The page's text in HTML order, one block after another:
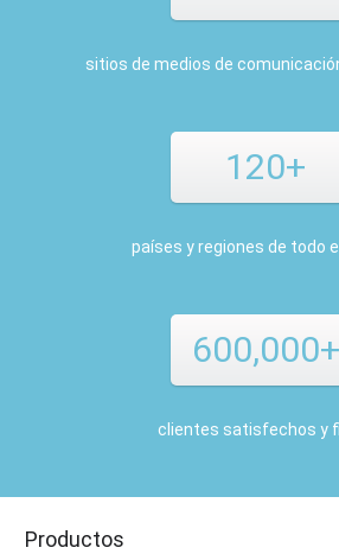
sitios de medios de
120+
países y regiones de todo
600,000+
clientes satisfechos y
Productos